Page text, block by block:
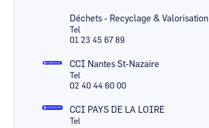
Déchets - Recyclage & Valorisation
Tel
01 23 45 67 89
CCI Nantes St-Nazaire
Tel
02 40 44 60 00
CCI PAYS DE LA LOIRE
Tel